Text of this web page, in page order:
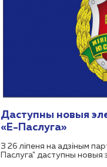
Даступны новыя
«Е-Паслуга»
З 26 ліпеня на адзіным
Паслуга" даступны новыя